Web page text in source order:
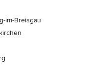
im-Breisgau